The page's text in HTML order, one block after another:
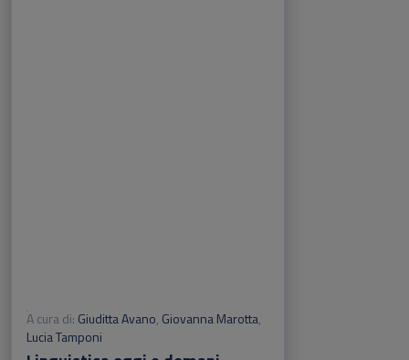
A cura di: Giuditta Avano, Giovanna Marotta,
Lucia Tamponi